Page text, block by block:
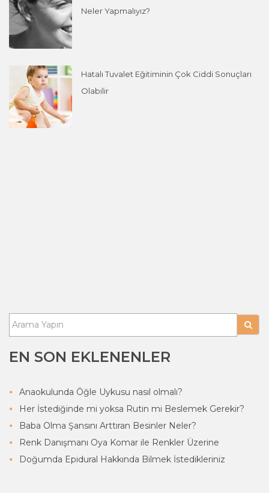
Neler Yapmalıyız?
Hatalı Tuvalet Eğitiminin Çok Ciddi Sonuçları
Olabilir
EN SON EKLENENLER
Anaokulunda Öğle Uykusu nasıl olmalı?
Her İstediğinde mi yoksa Rutin mi Beslemek Gerekir?
Baba Olma Şansını Arttıran Besinler Neler?
Renk Danışmanı Oya Komar ile Renkler Üzerine
Doğumda Epidural Hakkında Bilmek İstedikleriniz